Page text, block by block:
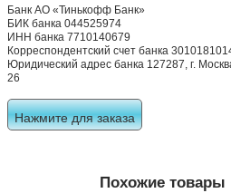
Банк АО «Тинькофф Банк»
БИК банка 044525974
ИНН банка 7710140679
Корреспондентский счет банка
Юридический адрес банка 127287, г.
26
Нажмите для заказа
Похожие товары